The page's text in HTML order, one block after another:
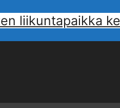
liikuntapaikka